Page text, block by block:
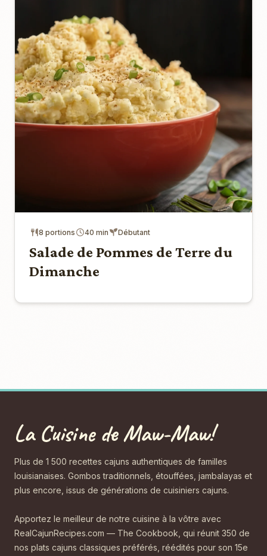
8 portions 40 min Débutant
Salade de Pommes de Terre du
Dimanche
La Cuisine de Maw-Maw!
Plus de 1 500 recettes cajuns authentiques de familles
louisianaises. Gombos traditionnels, étouffées, jambalayas et
plus encore, issus de générations de cuisiniers cajuns.
Apportez le meilleur de notre cuisine à la vôtre avec
RealCajunRecipes.com — The Cookbook, qui réunit 350 de
nos plats cajuns classiques préférés, réédités pour son 15e